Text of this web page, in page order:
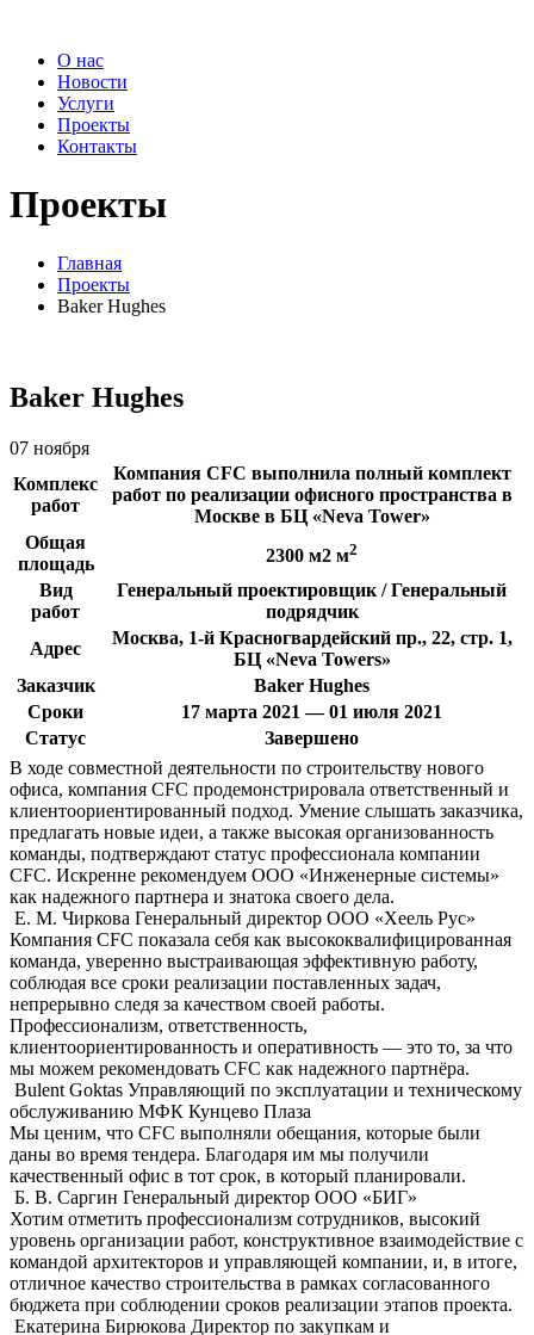
О нас
Новости
Услуги
Проекты
Контакты
Проекты
Главная
Проекты
Baker Hughes
Baker Hughes
07 ноября
Комплекс
работ
Компания CFC выполнила полный комплект
работ по реализации офисного пространства в
Москве в БЦ «Neva Tower»
Общая
площадь
2300 м2 м2
Вид
работ
Генеральный проектировщик / Генеральный
подрядчик
Адрес
Москва, 1-й Красногвардейский пр., 22, стр. 1,
БЦ «Neva Towers»
Заказчик
Baker Hughes
Сроки
17 марта 2021 — 01 июля 2021
Статус
Завершено
В ходе совместной деятельности по строительству нового
офиса, компания CFC продемонстрировала ответственный и
клиентоориентированный подход. Умение слышать заказчика,
предлагать новые идеи, а также высокая организованность
команды, подтверждают статус профессионала компании
CFC. Искренне рекомендуем ООО «Инженерные системы»
как надежного партнера и знатока своего дела.
Е. М. Чиркова Генеральный директор ООО «Хеель Рус»
Компания CFC показала себя как высококвалифицированная
команда, уверенно выстраивающая эффективную работу,
соблюдая все сроки реализации поставленных задач,
непрерывно следя за качеством своей работы.
Профессионализм, ответственность,
клиентоориентированность и оперативность — это то, за что
мы можем рекомендовать CFC как надежного партнёра.
Bulent Goktas Управляющий по эксплуатации и техническому
обслуживанию МФК Кунцево Плаза
Мы ценим, что CFC выполняли обещания, которые были
даны во время тендера. Благодаря им мы получили
качественный офис в тот срок, в который планировали.
Б. В. Саргин Генеральный директор OOO «БИГ»
Хотим отметить профессионализм сотрудников, высокий
уровень организации работ, конструктивное взаимодействие с
командой архитекторов и управляющей компании, и, в итоге,
отличное качество строительства в рамках согласованного
бюджета при соблюдении сроков реализации этапов проекта.
Екатерина Бирюкова Директор по закупкам и